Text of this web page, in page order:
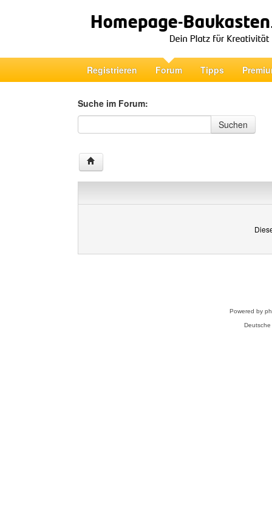
Registrieren Forum Tipps
Suche im Forum:
Suche im Forum
Suchen
Powered by